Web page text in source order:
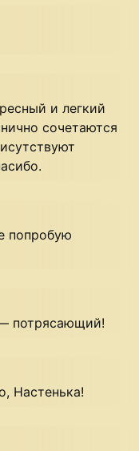
и легкий
сочетаются
попробую
потрясающий!
Настенька!